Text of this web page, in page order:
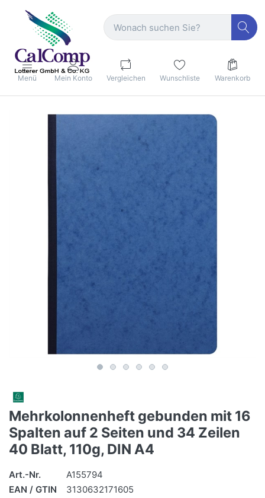
Menü Mein Konto Vergleichen Wunschliste Warenkorb
Mehrkolonnenheft gebunden mit 16
Spalten auf 2 Seiten und 34 Zeilen
40 Blatt, 110g, DIN A4
Art.-Nr.
A155794
EAN / GTIN
3130632171605